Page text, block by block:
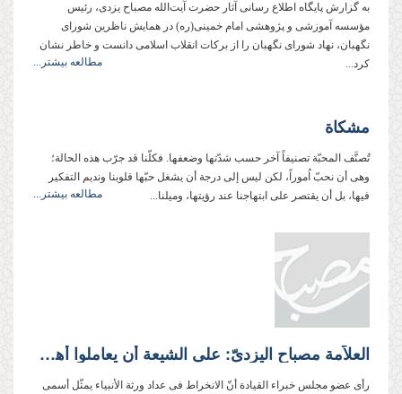
به گزارش پایگاه اطلاع رسانی آثار حضرت آیت‌الله مصباح یزدی، رئیس
مؤسسه آموزشی و پژوهشی امام خمینی(ره) در همایش ناظرین شورای
نگهبان، نهاد شورای نگهبان را از برکات انقلاب اسلامی دانست و خاطر نشان
کرد...
مطالعه بیشتر...
مشکاة
تُصنَّف المحبّة تصنیفاً آخر حسب شدّتها وضعفها. فكلّنا قد جرّب هذه الحالة؛
وهی أن نحبّ اُموراً، لكن لیس إلى درجة أن یشغل حبّها قلوبنا وندیم التفكیر
فیها، بل أن یقتصر على ابتهاجنا عند رؤیتها، ومیلنا...
مطالعه بیشتر...
العلاّمة مصباح الیزدیّ: على الشیعة أن یعاملوا أهل السنة بأدب وشفقة
رأى عضو مجلس خبراء القیادة أنّ الانخراط فی عداد ورثة الأنبیاء یمثّل أسمى